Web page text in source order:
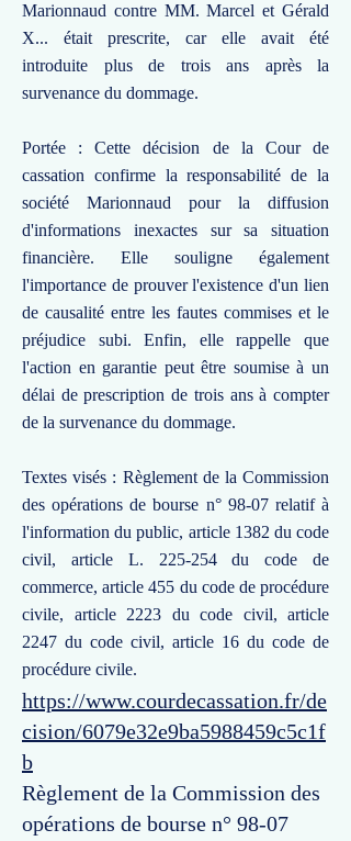
Marionnaud contre MM. Marcel et Gérald
X... était prescrite, car elle avait été
introduite plus de trois ans après la
survenance du dommage.
Portée : Cette décision de la Cour de
cassation confirme la responsabilité de la
société Marionnaud pour la diffusion
d'informations inexactes sur sa situation
financière. Elle souligne également
l'importance de prouver l'existence d'un lien
de causalité entre les fautes commises et le
préjudice subi. Enfin, elle rappelle que
l'action en garantie peut être soumise à un
délai de prescription de trois ans à compter
de la survenance du dommage.
Textes visés : Règlement de la Commission
des opérations de bourse n° 98-07 relatif à
l'information du public, article 1382 du code
civil, article L. 225-254 du code de
commerce, article 455 du code de procédure
civile, article 2223 du code civil, article
2247 du code civil, article 16 du code de
procédure civile.
https://www.courdecassation.fr/de
cision/6079e32e9ba5988459c5c1f
b
Règlement de la Commission des
opérations de bourse n° 98-07